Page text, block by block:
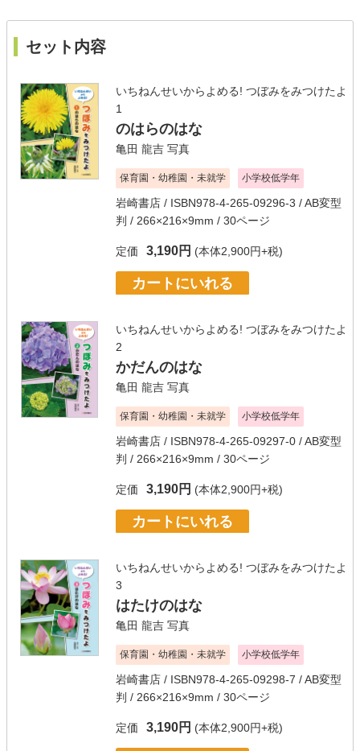
セット内容
いちねんせいからよめる! つぼみをみつけたよ
1
のはらのはな
亀田 龍吉 写真
保育園・幼稚園・未就学 小学校低学年
岩崎書店 / ISBN978-4-265-09296-3 / AB変型
判 / 266×216×9mm / 30ページ
定価 3,190円 (本体2,900円+税)
カートにいれる
いちねんせいからよめる! つぼみをみつけたよ
2
かだんのはな
亀田 龍吉 写真
保育園・幼稚園・未就学 小学校低学年
岩崎書店 / ISBN978-4-265-09297-0 / AB変型
判 / 266×216×9mm / 30ページ
定価 3,190円 (本体2,900円+税)
カートにいれる
いちねんせいからよめる! つぼみをみつけたよ
3
はたけのはな
亀田 龍吉 写真
保育園・幼稚園・未就学 小学校低学年
岩崎書店 / ISBN978-4-265-09298-7 / AB変型
判 / 266×216×9mm / 30ページ
定価 3,190円 (本体2,900円+税)